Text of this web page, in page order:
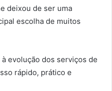
deixou de ser uma
escolha de muitos
evolução dos serviços de
rápido, prático e